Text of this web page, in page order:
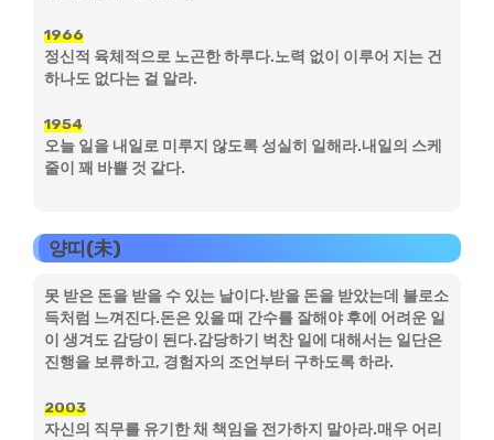
1966
정신적 육체적으로 노곤한 하루다.노력 없이 이루어 지는 건
하나도 없다는 걸 알라.
1954
오늘 일을 내일로 미루지 않도록 성실히 일해라.내일의 스케
줄이 꽤 바쁠 것 같다.
양띠(未)
못 받은 돈을 받을 수 있는 날이다.받을 돈을 받았는데 불로소
득처럼 느껴진다.돈은 있을 때 간수를 잘해야 후에 어려운 일
이 생겨도 감당이 된다.감당하기 벅찬 일에 대해서는 일단은
진행을 보류하고, 경험자의 조언부터 구하도록 하라.
2003
자신의 직무를 유기한 채 책임을 전가하지 말아라.매우 어리